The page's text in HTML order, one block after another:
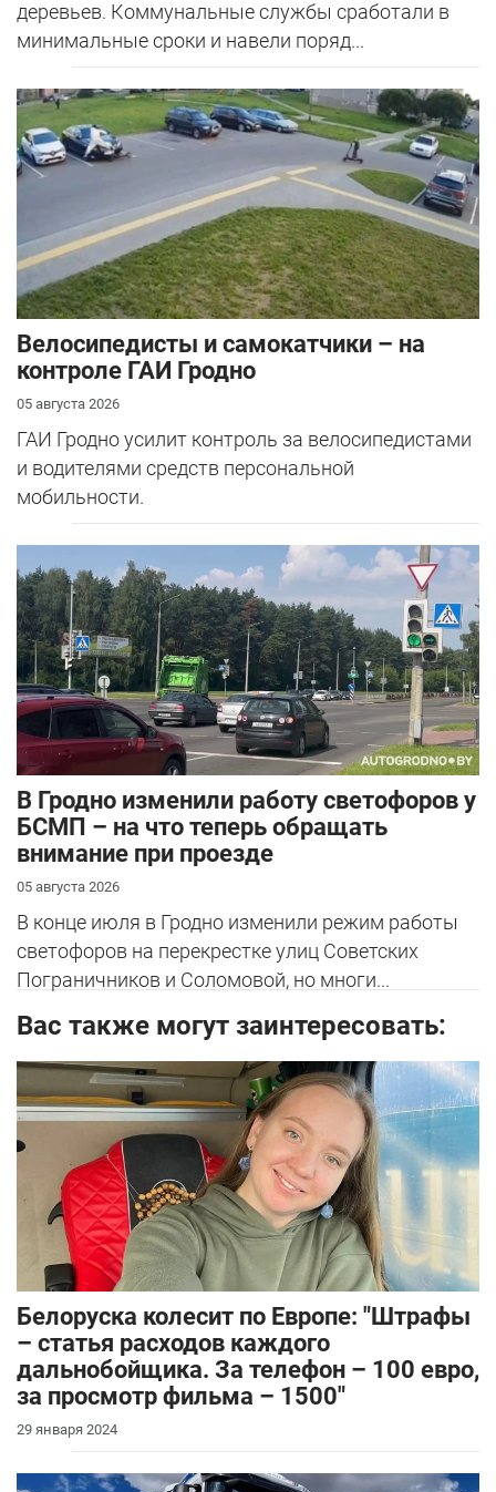
деревьев. Коммунальные службы сработали в
минимальные сроки и навели поряд...
Велосипедисты и самокатчики – на
контроле ГАИ Гродно
05 августа 2026
ГАИ Гродно усилит контроль за велосипедистами
и водителями средств персональной
мобильности.
В Гродно изменили работу светофоров у
БСМП – на что теперь обращать
внимание при проезде
05 августа 2026
В конце июля в Гродно изменили режим работы
светофоров на перекрестке улиц Советских
Пограничников и Соломовой, но многи...
Вас также могут заинтересовать:
Белоруска колесит по Европе: "Штрафы
– статья расходов каждого
дальнобойщика. За телефон – 100 евро,
за просмотр фильма – 1500"
29 января 2024